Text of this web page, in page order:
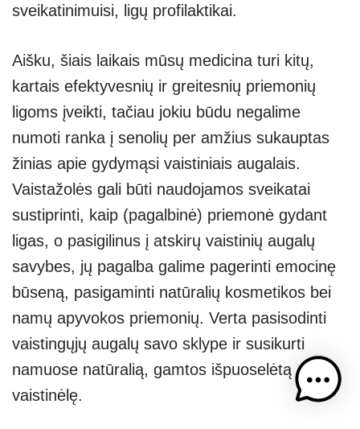
sveikatinimuisi, ligų profilaktikai.
Aišku, šiais laikais mūsų medicina turi kitų,
kartais efektyvesnių ir greitesnių priemonių
ligoms įveikti, tačiau jokiu būdu negalime
numoti ranka į senolių per amžius sukauptas
žinias apie gydymąsi vaistiniais augalais.
Vaistažolės gali būti naudojamos sveikatai
sustiprinti, kaip (pagalbinė) priemonė gydant
ligas, o pasigilinus į atskirų vaistinių augalų
savybes, jų pagalba galime pagerinti emocinę
būseną, pasigaminti natūralių kosmetikos bei
namų apyvokos priemonių. Verta pasisodinti
vaistingųjų augalų savo sklype ir susikurti
namuose natūralią, gamtos išpuoselėtą
vaistinėlę.